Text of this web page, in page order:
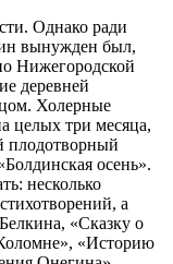
Однако ради
вынужден был,
Нижегородской
деревней
Холерные
целых три месяца,
плодотворный
осень».
несколько
а
«Сказку о
«Историю